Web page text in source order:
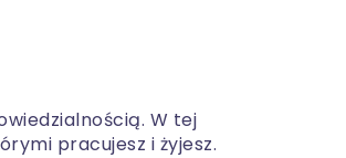
W tej
pracujesz i żyjesz.